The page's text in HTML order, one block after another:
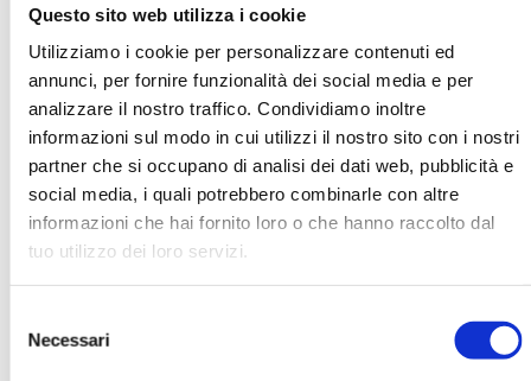
Questo sito web utilizza i cookie
Utilizziamo i cookie per personalizzare contenuti ed
annunci, per fornire funzionalità dei social media e per
analizzare il nostro traffico. Condividiamo inoltre
informazioni sul modo in cui utilizzi il nostro sito con i nostri
partner che si occupano di analisi dei dati web, pubblicità e
social media, i quali potrebbero combinarle con altre
informazioni che hai fornito loro o che hanno raccolto dal
tuo utilizzo dei loro servizi.
delNecessari
Alessandro Annarelli
Organizzazione
Sapienza Università di Roma
Ha pubblicato con noi